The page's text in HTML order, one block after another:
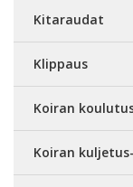
Kitaraudat
Klippaus
Koiran
Koiran